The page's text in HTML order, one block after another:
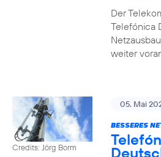
Der
Telefónica
weiter
Credits: Jörg Borm
05. Mai
BESSERES